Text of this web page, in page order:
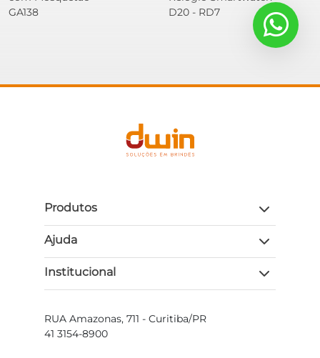
GA138
D20 - RD7
Produtos
Ajuda
Institucional
RUA Amazonas, 711 - Curitiba/PR
41 3154-8900